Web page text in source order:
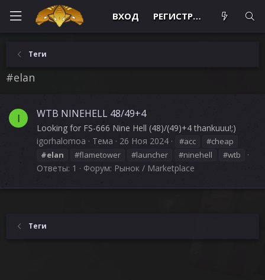
ВХОД РЕГИСТРАЦИЯ
Теги
#elan
I WTB NINEHELL 48/49+4
Looking for FS-666 Nine Hell (48)/(49)+4 thankuuu!;)
igorhalomoa
Тема 26 Ноя 2024 #acc
#cheap
#elan
#flametower #launcher #ninehell #wtb
Ответы: 1 Форум: Рынок / Marketplace
Теги